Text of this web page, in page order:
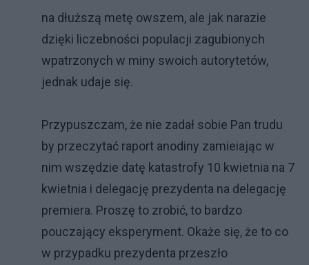
na dłuższą metę owszem, ale jak narazie
dzięki liczebności populacji zagubionych
wpatrzonych w miny swoich autorytetów,
jednak udaje się.
Przypuszczam, że nie zadał sobie Pan trudu
by przeczytać raport anodiny zamieiając w
nim wszędzie datę katastrofy 10 kwietnia na 7
kwietnia i delegację prezydenta na delegację
premiera. Proszę to zrobić, to bardzo
pouczający eksperyment. Okaże się, że to co
w przypadku prezydenta przeszło